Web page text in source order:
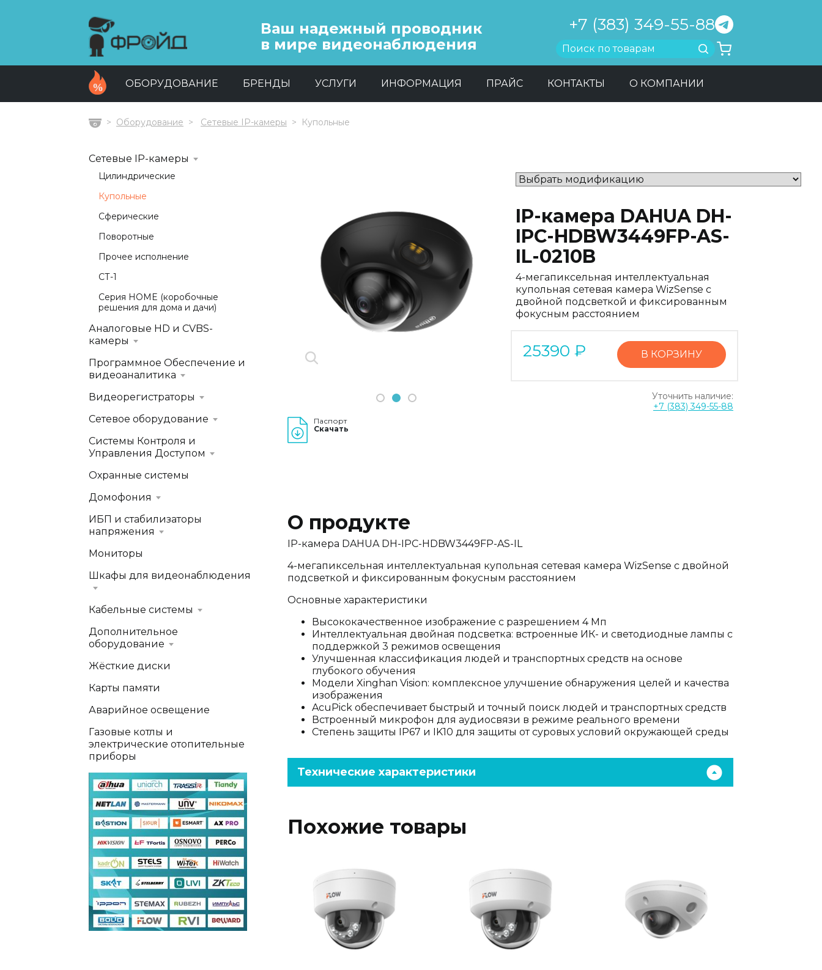
Ваш надежный проводник
в мире видеонаблюдения
+7 (383) 349-55-88
Найти
ОБОРУДОВАНИЕ БРЕНДЫ УСЛУГИ ИНФОРМАЦИЯ ПРАЙС КОНТАКТЫ О КОМПАНИИ
ГлавнаяОборудование Сетевые IP-камеры Купольные
Previous Next
1 2 3
Паспорт
Скачать
IP-камера DAHUA DH-
IPC-HDBW3449FP-AS-
IL-0210B
4-мегапиксельная интеллектуальная
купольная сетевая камера WizSense с
двойной подсветкой и фиксированным
фокусным расстоянием
25390 ₽ В КОРЗИНУ
Уточнить наличие:
+7 (383) 349-55-88
О продукте
IP-камера DAHUA DH-IPC-HDBW3449FP-AS-IL
4-мегапиксельная интеллектуальная купольная сетевая камера WizSense с двойной
подсветкой и фиксированным фокусным расстоянием
Основные характеристики
Высококачественное изображение с разрешением 4 Мп
Интеллектуальная двойная подсветка: встроенные ИК- и светодиодные лампы с
поддержкой 3 режимов освещения
Улучшенная классификация людей и транспортных средств на основе
глубокого обучения
Модели Xinghan Vision: комплексное улучшение обнаружения целей и качества
изображения
AcuPick обеспечивает быстрый и точный поиск людей и транспортных средств
Встроенный микрофон для аудиосвязи в режиме реального времени
Степень защиты IP67 и IK10 для защиты от суровых условий окружающей среды
Технические характеристики
Похожие товары
Сетевые IP-камеры
Цилиндрические
Купольные
Сферические
Поворотные
Прочее исполнение
СТ-1
Серия HOME (коробочные
решения для дома и дачи)
Аналоговые HD и CVBS-
камеры
Программное Обеспечение и
видеоаналитика
Видеорегистраторы
Сетевое оборудование
Системы Контроля и
Управления Доступом
Охранные системы
Домофония
ИБП и стабилизаторы
напряжения
Мониторы
Шкафы для видеонаблюдения
Кабельные системы
Дополнительное
оборудование
Жёсткие диски
Карты памяти
Аварийное освещение
Газовые котлы и
электрические отопительные
приборы